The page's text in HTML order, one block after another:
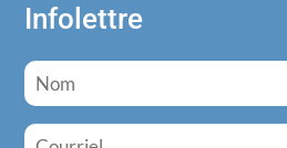
Infolettre